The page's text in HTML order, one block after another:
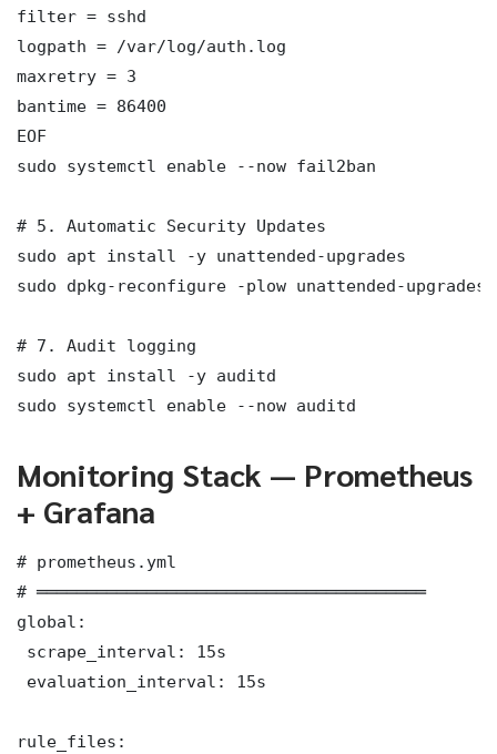
filter = sshd
logpath = /var/log/auth.log
maxretry = 3
bantime = 86400
EOF
sudo systemctl enable --now fail2ban
# 5. Automatic Security Updates
sudo apt install -y unattended-upgrades
sudo dpkg-reconfigure -plow unattended-upgrades
# 7. Audit logging
sudo apt install -y auditd
sudo systemctl enable --now auditd
Monitoring Stack — Prometheus
+ Grafana
# prometheus.yml
# ═══════════════════════════════════════
global:
scrape_interval: 15s
evaluation_interval: 15s
rule_files: